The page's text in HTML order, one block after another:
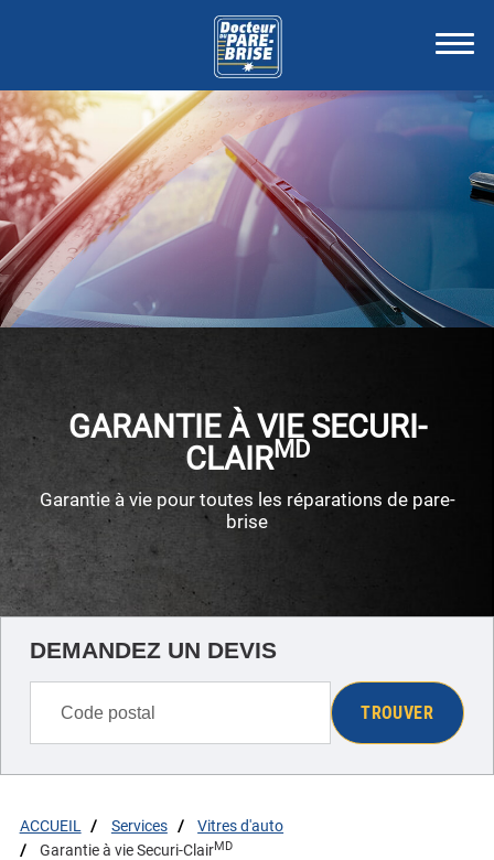
GARANTIE À VIE SECURI-
CLAIRMD
Garantie à vie pour toutes les réparations de pare-
brise
ACCUEIL Services
Vitres d'auto
Garantie à vie Securi-ClairMD
DEMANDEZ UN DEVIS
TROUVER